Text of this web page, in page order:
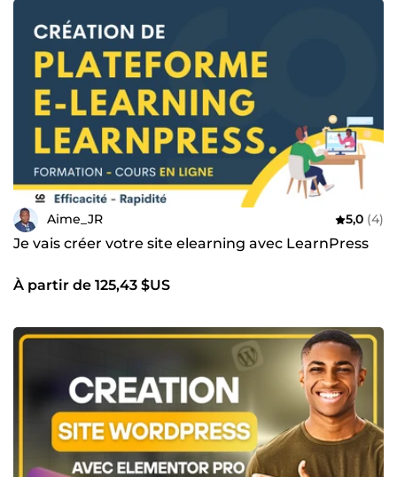
Aime_JR 5,0 (4)
Je vais créer votre site elearning avec LearnPress
À partir de 125,43 $US